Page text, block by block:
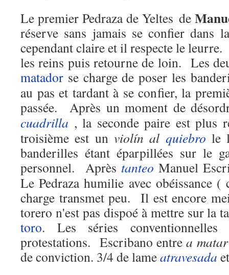
Le premier Pedraza de Yeltes de
réserve sans jamais se confier dans
cependant claire et il respecte le leurre.
les reins puis retourne de loin. Les
matador se charge de poser les
au pas et tardant à se confier, la
passée.
Après un moment de
cuadrilla , la seconde paire est plus
troisième est un violín al quiebro le
banderilles étant éparpillées sur le
personnel.
Après tanteo Manuel
Le Pedraza humilie avec obéissance
charge transmet peu.
Il est encore
torero n'est pas dispoé à mettre sur la
toro. Les séries conventionnelles
protestations. Escribano entrea matar
de conviction. 3/4 de lameatravesada